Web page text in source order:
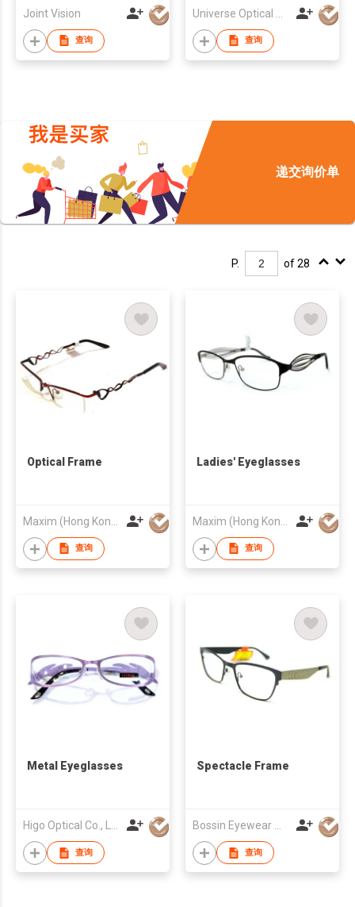
Joint Vision
查询 查询
递交询价单
P. of 28
Optical Frame
查询
Ladies' Eyeglasses
查询
Metal Eyeglasses
查询
Spectacle Frame
查询